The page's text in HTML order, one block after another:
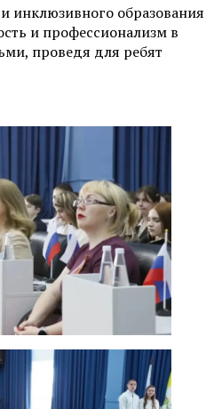
инклюзивного образования
и профессионализм в
проведя для ребят